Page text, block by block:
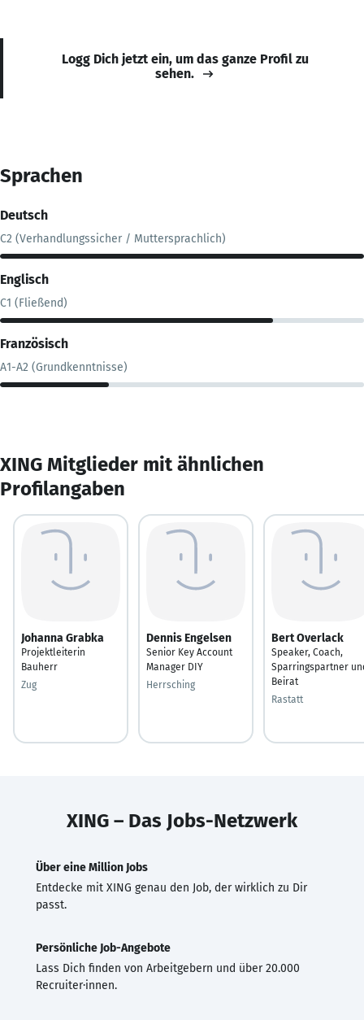
Logg Dich jetzt ein, um das ganze Profil zu
sehen.
Sprachen
Deutsch
C2 (Verhandlungssicher / Muttersprachlich)
Englisch
C1 (Fließend)
Französisch
A1-A2 (Grundkenntnisse)
XING Mitglieder mit ähnlichen
Profilangaben
Johanna Grabka
Projektleiterin
Bauherr
Zug
Dennis Engelsen
Senior Key Account
Manager DIY
Herrsching
Bert Overlack
Speaker, Coach,
Sparringspartner
Beirat
Rastatt
XING – Das Jobs-Netzwerk
Über eine Million Jobs
Entdecke mit XING genau den Job, der wirklich zu Dir
passt.
Persönliche Job-Angebote
Lass Dich finden von Arbeitgebern und über 20.000
Recruiter·innen.